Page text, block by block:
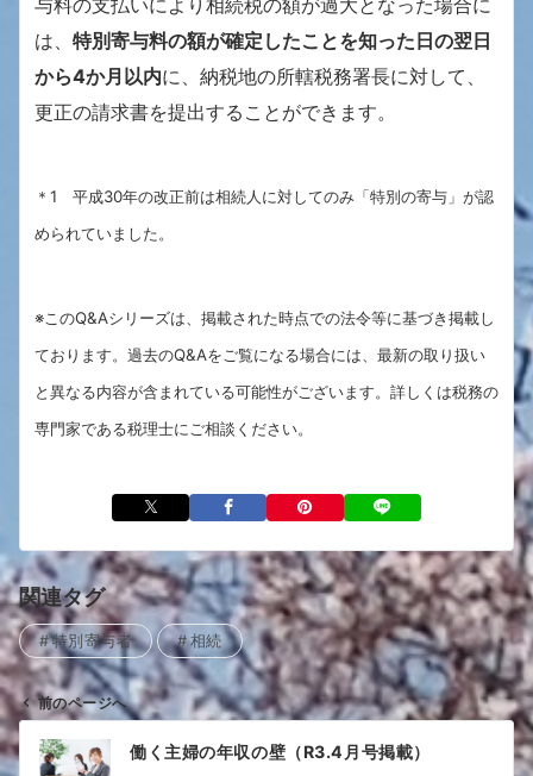
は、 特別寄与料の額が確定したことを知った日の翌日
から4か月以内に、納税地の所轄税務署長に対して、
更正の請求書を提出することができます。
＊1 平成30年の改正前は相続人に対してのみ「特別の寄与」が認
められていました。
※このQ&Aシリーズは、掲載された時点での法令等に基づき掲載し
ております。過去のQ&Aをご覧になる場合には、最新の取り扱い
と異なる内容が含まれている可能性がございます。詳しくは税務の
専門家である税理士にご相談ください。
関連タグ
特別寄与者 相続
投
稿
前のページへ
働く主婦の年収の壁（R3.4月号掲載）